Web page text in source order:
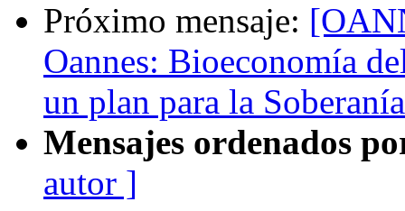
Próximo mensaje:
Oannes: Bioeconomía
un plan para la
Mensajes ordenados
autor ]